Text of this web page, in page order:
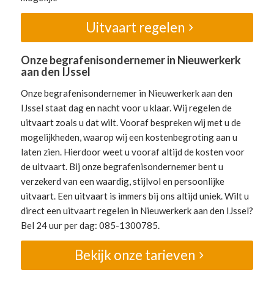
Uitvaart regelen
Onze begrafenisondernemer in Nieuwerkerk
aan den IJssel
Onze begrafenisondernemer in Nieuwerkerk aan den
IJssel staat dag en nacht voor u klaar. Wij regelen de
uitvaart zoals u dat wilt. Vooraf bespreken wij met u de
mogelijkheden, waarop wij een kostenbegroting aan u
laten zien. Hierdoor weet u vooraf altijd de kosten voor
de uitvaart. Bij onze begrafenisondernemer bent u
verzekerd van een waardig, stijlvol en persoonlijke
uitvaart. Een uitvaart is immers bij ons altijd uniek. Wilt u
direct een uitvaart regelen in Nieuwerkerk aan den IJssel?
Bel 24 uur per dag: 085-1300785.
Bekijk onze tarieven